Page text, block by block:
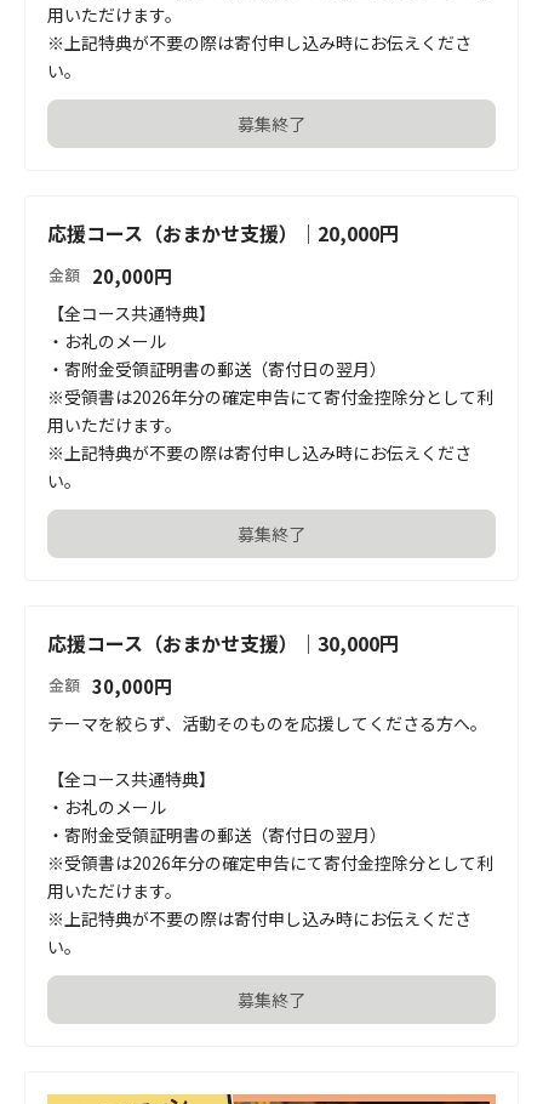
用いただけます。
※上記特典が不要の際は寄付申し込み時にお伝えくださ
い。
募集終了
応援コース（おまかせ支援）｜20,000円
金額 20,000円
【全コース共通特典】
・お礼のメール
・寄附金受領証明書の郵送（寄付日の翌月）
※受領書は2026年分の確定申告にて寄付金控除分として利
用いただけます。
※上記特典が不要の際は寄付申し込み時にお伝えくださ
い。
募集終了
応援コース（おまかせ支援）｜30,000円
金額 30,000円
テーマを絞らず、活動そのものを応援してくださる方へ。
【全コース共通特典】
・お礼のメール
・寄附金受領証明書の郵送（寄付日の翌月）
※受領書は2026年分の確定申告にて寄付金控除分として利
用いただけます。
※上記特典が不要の際は寄付申し込み時にお伝えくださ
い。
募集終了